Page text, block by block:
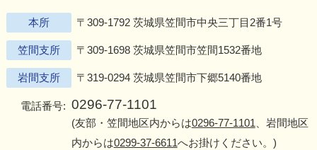
本所 〒309-1792 茨城県笠間市中央三丁目2番1号
笠間支所 〒309-1698 茨城県笠間市笠間1532番地
岩間支所 〒319-0294 茨城県笠間市下郷5140番地
電話番号: 0296-77-1101
(友部・笠間地区内からは0296-77-1101 、岩間地区
内からは0299-37-6611へお掛けください。)